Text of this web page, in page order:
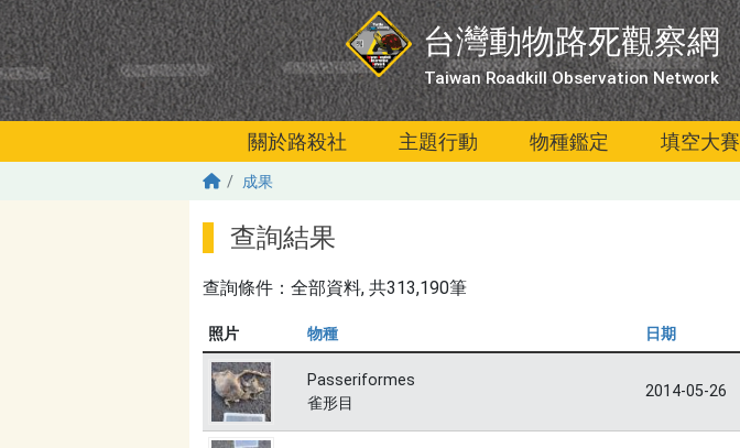
移至主內容
台灣動物路死觀察網
Taiwan Roadkill Observation Network
關於路殺社 主題行動 物種鑑定 填空大賽
成果
查詢結果
查詢條件： 全部資料, 共313,190筆
照片 物種 日期
Passeriformes
雀形目
2014-05-26